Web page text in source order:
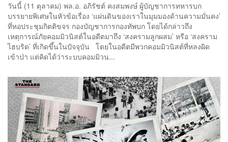
วันนี้ (11 ตุลาคม) พล.อ. อภิรัชต์ คงสมพงษ์ ผู้บัญชาการทหารบก
บรรยายพิเศษในหัวข้อเรื่อง ‘แผ่นดินของเราในมุมมองด้านความมั่นคง’
ที่หอประชุมกิตติขจร กองบัญชาการกองทัพบก โดยได้กล่าวถึง
เหตุการณ์ภัยคอมมิวนิสต์ในอดีตมาถึง ‘สงครามลูกผสม’ หรือ ‘สงคราม
ไฮบริด’ ที่เกิดขึ้นในปัจจุบัน โดยในอดีตมี‪พวกคอมมิวนิสต์ที่หลงผิด
เข้าป่า แต่คิดได้ว่าระบบคอมมิวน...